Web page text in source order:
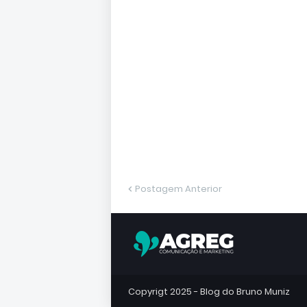
Postagem Anterior
Copyrigt 2025 - Blog do Bruno Muniz